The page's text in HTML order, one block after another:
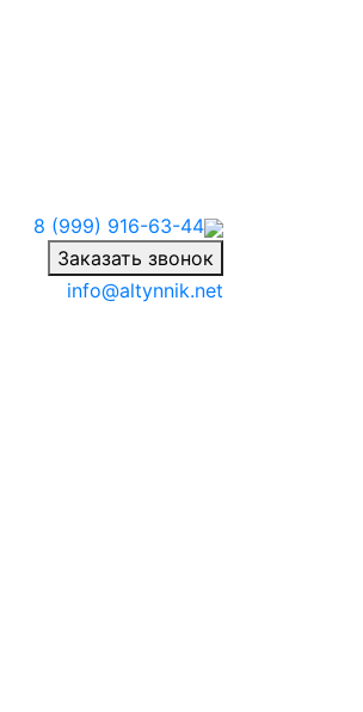
8 (999) 916-63-44
Заказать звонок
info@altynnik.net